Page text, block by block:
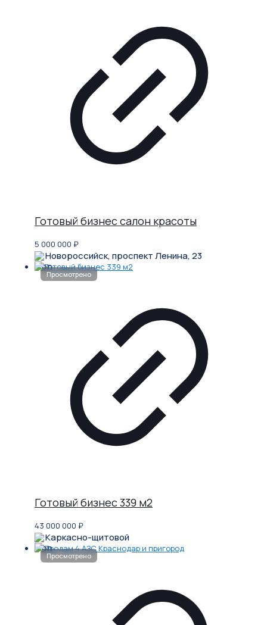
Готовый бизнес салон красоты
5 000 000 ₽
Новороссийск, проспект Ленина, 23
Готовый бизнес 339 м2
43 000 000 ₽
Каркасно-щитовой